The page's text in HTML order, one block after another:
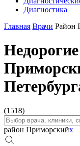
Диагностика
Главная Врачи Район
(1518)
район Приморскийx